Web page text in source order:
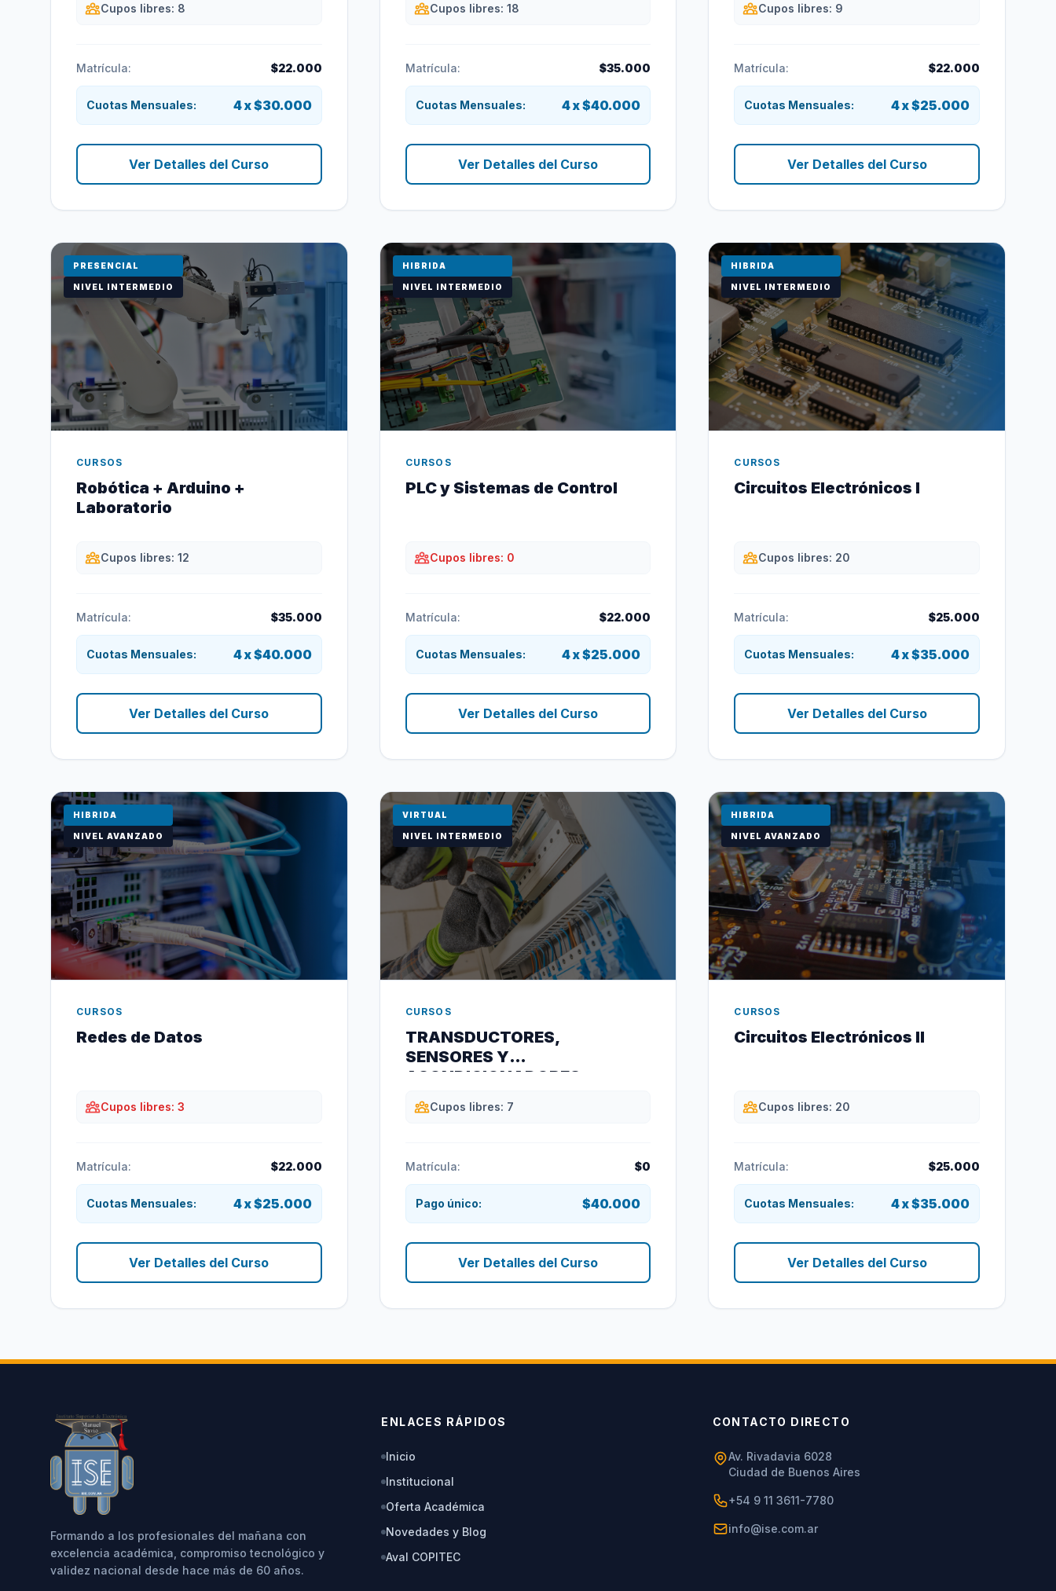
Cupos libres: 8
Matrícula: $22.000
Cuotas Mensuales: 4 x $30.000
Ver Detalles del Curso
Cupos libres: 18
Matrícula: $35.000
Cuotas Mensuales: 4 x $40.000
Ver Detalles del Curso
Cupos libres: 9
Matrícula: $22.000
Cuotas Mensuales: 4 x $25.000
Ver Detalles del Curso
PRESENCIAL
NIVEL INTERMEDIO
CURSOS
Robótica + Arduino +
Laboratorio
Cupos libres: 12
Matrícula: $35.000
Cuotas Mensuales: 4 x $40.000
Ver Detalles del Curso
HIBRIDA
NIVEL INTERMEDIO
CURSOS
PLC y Sistemas de Control
Cupos libres: 0
Matrícula: $22.000
Cuotas Mensuales: 4 x $25.000
Ver Detalles del Curso
HIBRIDA
NIVEL INTERMEDIO
CURSOS
Circuitos Electrónicos I
Cupos libres: 20
Matrícula: $25.000
Cuotas Mensuales: 4 x $35.000
Ver Detalles del Curso
HIBRIDA
NIVEL AVANZADO
CURSOS
Redes de Datos
Cupos libres: 3
Matrícula: $22.000
Cuotas Mensuales: 4 x $25.000
Ver Detalles del Curso
VIRTUAL
NIVEL INTERMEDIO
CURSOS
TRANSDUCTORES,
SENSORES Y
ACONDICIONADORES
Cupos libres: 7
Matrícula: $0
Pago único: $40.000
Ver Detalles del Curso
HIBRIDA
NIVEL AVANZADO
CURSOS
Circuitos Electrónicos II
Cupos libres: 20
Matrícula: $25.000
Cuotas Mensuales: 4 x $35.000
Ver Detalles del Curso
Formando a los profesionales del mañana con
excelencia académica, compromiso tecnológico y
validez nacional desde hace más de 60 años.
ENLACES RÁPIDOS
Inicio
Institucional
Oferta Académica
Novedades y Blog
Aval COPITEC
CONTACTO DIRECTO
Av. Rivadavia 6028
Ciudad de Buenos Aires
+54 9 11 3611-7780
info@ise.com.ar